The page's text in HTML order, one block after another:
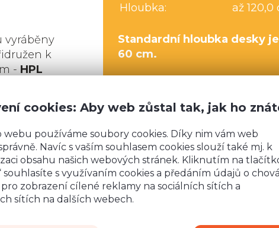
Hloubka:
až 120,0
Standardní hloubka desky je
60 cm.
vyráběny
k
-HPL
zabraňuje
pásu , který znemožní zatékání vody
je 420 cm.
cookies: Aby web zůstal tak, jak ho
webu používáme soubory cookies. Díky nim vám web
Navíc s vaším souhlasem cookies slouží také mj. k
obsahu našich webových stránek. Kliknutím na
souhlasíte s využívaním cookies a předáním údajů o
zobrazení cílené reklamy na sociálních sítích a
sítích na dalších webech.